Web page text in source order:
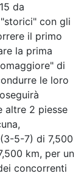
da
con gli
il primo
la prima
di
le loro
altre 2 piesse
5-7) di 7,500
km, per un
concorrenti